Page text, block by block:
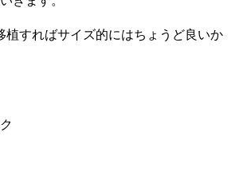
植すればサイズ的にはちょうど良いか